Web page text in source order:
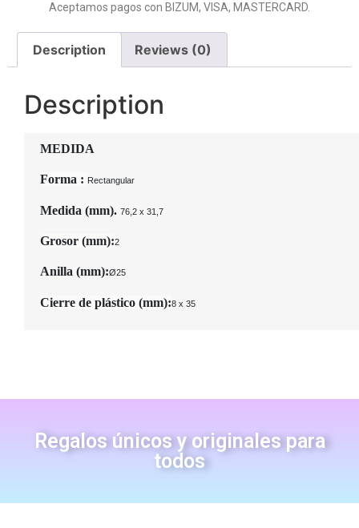
Aceptamos pagos con BIZUM, VISA, MASTERCARD.
Description Reviews (0)
Description
MEDIDA
Forma : Rectangular
Medida (mm). 76,2 x 31,7
Grosor (mm):2
Anilla (mm):Ø25
Cierre de plástico (mm):8 x 35
Regalos únicos y originales para
todos